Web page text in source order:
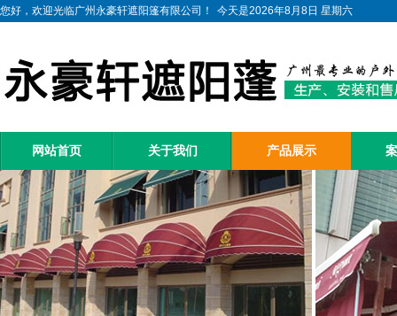
您好，欢迎光临广州永豪轩遮阳篷有限公司！ 今天是2026年8月8日 星期六
网站首页 关于我们 产品展示